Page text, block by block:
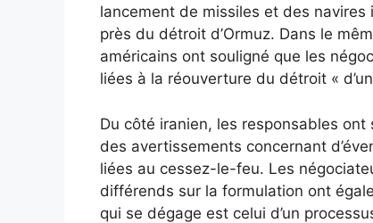
lancement de missiles et des navires
près du détroit d’Ormuz. Dans le
américains ont souligné que les
liées à la réouverture du détroit «
Du côté iranien, les responsables
des avertissements concernant
liées au cessez-le-feu. Les
différends sur la formulation ont
qui se dégage est celui d’un